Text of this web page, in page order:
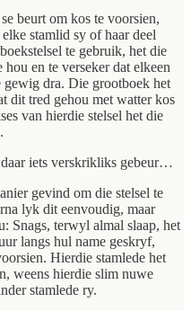
beurt om kos te voorsien,
stamlid sy of haar deel
te gebruik, het die
en te verseker dat elkeen
dra. Die grootboek het
dit tred gehou met watter kos
van hierdie stelsel het die
iets verskrikliks gebeur…
gevind om die stelsel te
lyk dit eenvoudig, maar
Snags, terwyl almal slaap, het
langs hul name geskryf,
Hierdie stamlede het
weens hierdie slim nuwe
stamlede ry.